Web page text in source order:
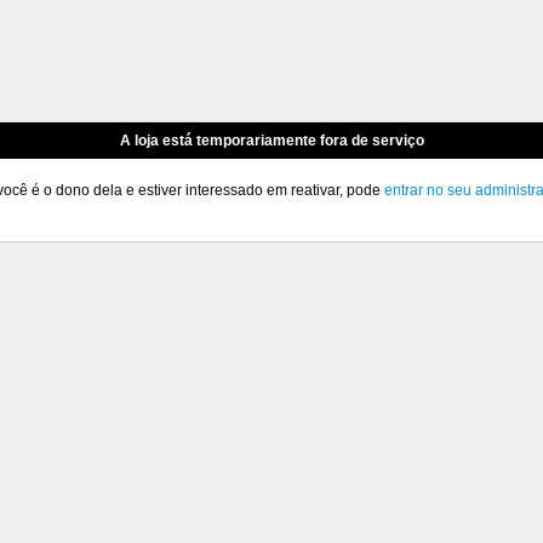
A loja está temporariamente fora de serviço
é o dono dela e estiver interessado em reativar, pode entrar no seu